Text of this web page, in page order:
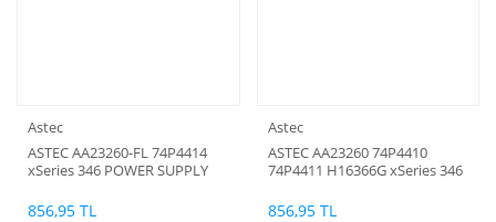
Astec
ASTEC AA23260-FL 74P4414
xSeries 346 POWER SUPPLY
856,95 TL
Astec
ASTEC AA23260 74P4410
74P4411 H16366G xSeries 346
856,95 TL